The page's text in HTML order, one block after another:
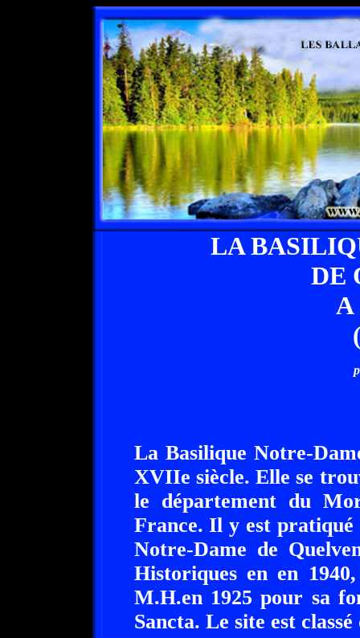
LA
DE
A
La Basilique Notre-
XVIIe siècle. Elle se
le département du
France. Il y est
Notre-Dame de
Historiques en en
M.H.en 1925 pour sa
Sancta. Le site est classé